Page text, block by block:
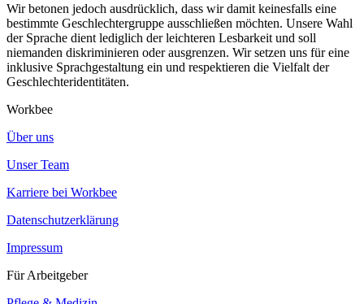
Wir betonen jedoch ausdrücklich, dass wir damit keinesfalls eine
bestimmte Geschlechtergruppe ausschließen möchten. Unsere Wahl
der Sprache dient lediglich der leichteren Lesbarkeit und soll
niemanden diskriminieren oder ausgrenzen. Wir setzen uns für eine
inklusive Sprachgestaltung ein und respektieren die Vielfalt der
Geschlechteridentitäten.
Workbee
Über uns
Unser Team
Karriere bei Workbee
Datenschutzerklärung
Impressum
Für Arbeitgeber